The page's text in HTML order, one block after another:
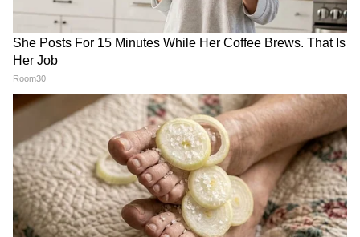
Bekar Bhata: জুনেই মিলবে বেকার ভাতা, কোথায়
কীভাবে আবেদন করবেন? কী নথি লাগবে?
6
Image Credit :AI PHOTO